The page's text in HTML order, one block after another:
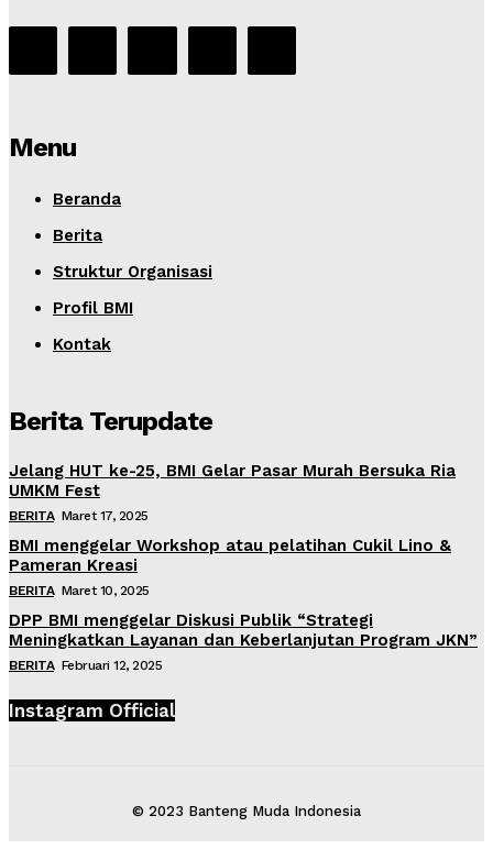
Menu
Beranda
Berita
Struktur Organisasi
Profil BMI
Kontak
Berita Terupdate
Jelang HUT ke-25, BMI Gelar Pasar Murah Bersuka Ria
UMKM Fest
BERITA Maret 17, 2025
BMI menggelar Workshop atau pelatihan Cukil Lino &
Pameran Kreasi
BERITA Maret 10, 2025
DPP BMI menggelar Diskusi Publik “Strategi
Meningkatkan Layanan dan Keberlanjutan Program JKN”
BERITA Februari 12, 2025
Instagram Official
© 2023 Banteng Muda Indonesia